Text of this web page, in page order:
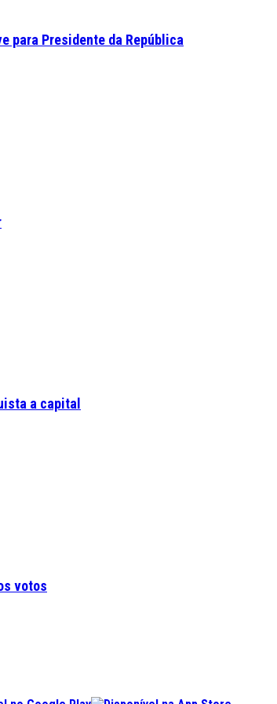
para Presidente da República
a capital
votos